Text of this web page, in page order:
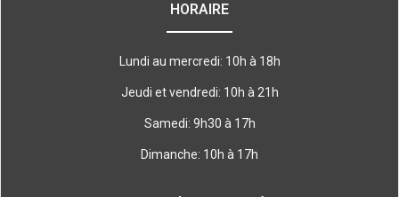
HORAIRE
Lundi au mercredi: 10h à 18h
Jeudi et vendredi: 10h à 21h
Samedi: 9h30 à 17h
Dimanche: 10h à 17h